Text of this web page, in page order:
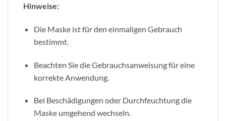
Hinweise:
Die Maske ist für den einmaligen Gebrauch
bestimmt.
Beachten Sie die Gebrauchsanweisung für eine
korrekte Anwendung.
Bei Beschädigungen oder Durchfeuchtung die
Maske umgehend wechseln.